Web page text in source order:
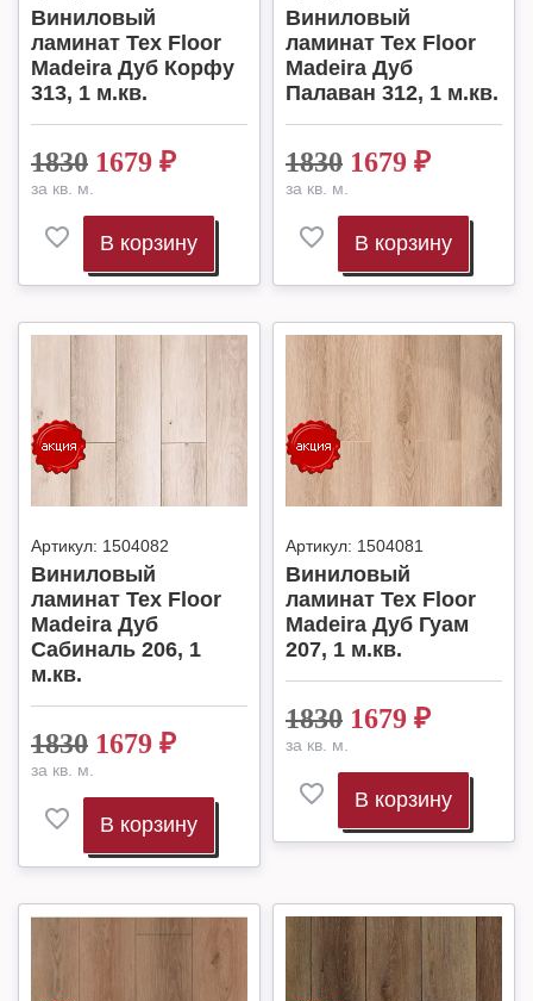
Виниловый
ламинат Tex Floor
Madeira Дуб Корфу
313, 1 м.кв.
1830 1679 ₽
за кв. м.
В корзину
Виниловый
ламинат Tex Floor
Madeira Дуб
Палаван 312, 1 м.кв.
1830 1679 ₽
за кв. м.
В корзину
Артикул: 1504082
Виниловый
ламинат Tex Floor
Madeira Дуб
Сабиналь 206, 1
м.кв.
1830 1679 ₽
за кв. м.
В корзину
Артикул: 1504081
Виниловый
ламинат Tex Floor
Madeira Дуб Гуам
207, 1 м.кв.
1830 1679 ₽
за кв. м.
В корзину